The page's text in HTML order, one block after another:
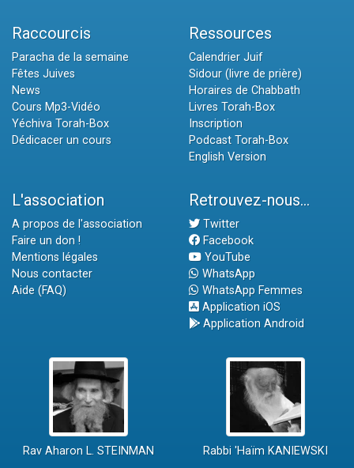
Raccourcis
Paracha de la semaine
Fêtes Juives
News
Cours Mp3-Vidéo
Yéchiva Torah-Box
Dédicacer un cours
Ressources
Calendrier Juif
Sidour (livre de prière)
Horaires de Chabbath
Livres Torah-Box
Inscription
Podcast Torah-Box
English Version
L'association
A propos de l'association
Faire un don !
Mentions légales
Nous contacter
Aide (FAQ)
Retrouvez-nous...
Twitter
Facebook
YouTube
WhatsApp
WhatsApp Femmes
Application iOS
Application Android
Rav Aharon L. STEINMAN Rabbi 'Haïm KANIEWSKI